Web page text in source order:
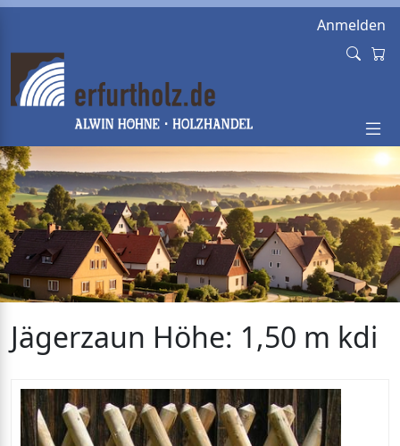
Anmelden
Jägerzaun Höhe: 1,50 m kdi